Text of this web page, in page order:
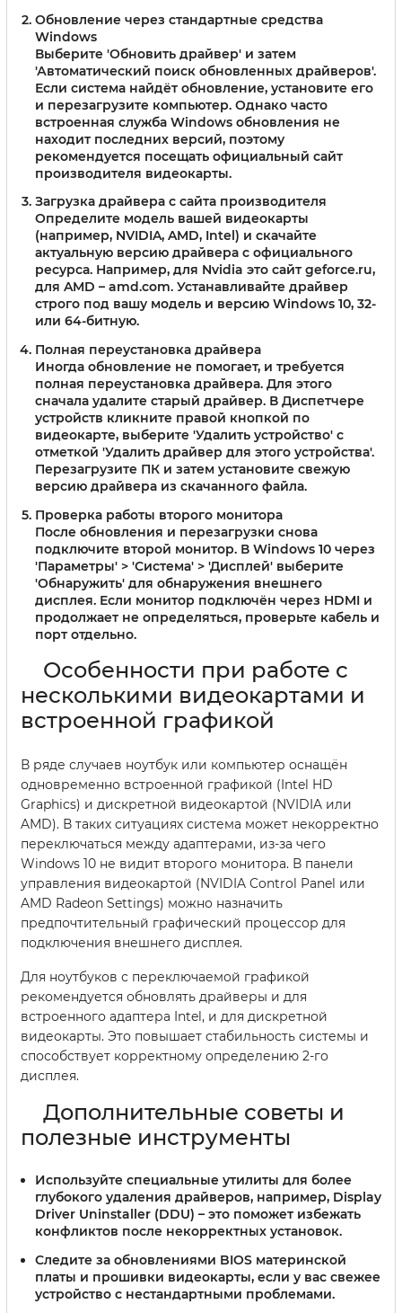
Обновление через стандартные средства
Windows
Выберите 'Обновить драйвер' и затем
'Автоматический поиск обновленных драйверов'.
Если система найдёт обновление, установите его
и перезагрузите компьютер. Однако часто
встроенная служба Windows обновления не
находит последних версий, поэтому
рекомендуется посещать официальный сайт
производителя видеокарты.
Загрузка драйвера с сайта производителя
Определите модель вашей видеокарты
(например, NVIDIA, AMD, Intel) и скачайте
актуальную версию драйвера с официального
ресурса. Например, для Nvidia это сайт geforce.ru,
для AMD – amd.com. Устанавливайте драйвер
строго под вашу модель и версию Windows 10, 32-
или 64-битную.
Полная переустановка драйвера
Иногда обновление не помогает, и требуется
полная переустановка драйвера. Для этого
сначала удалите старый драйвер. В Диспетчере
устройств кликните правой кнопкой по
видеокарте, выберите 'Удалить устройство' с
отметкой 'Удалить драйвер для этого устройства'.
Перезагрузите ПК и затем установите свежую
версию драйвера из скачанного файла.
Проверка работы второго монитора
После обновления и перезагрузки снова
подключите второй монитор. В Windows 10 через
'Параметры' > 'Система' > 'Дисплей' выберите
'Обнаружить' для обнаружения внешнего
дисплея. Если монитор подключён через HDMI и
продолжает не определяться, проверьте кабель и
порт отдельно.
Особенности при работе с
несколькими видеокартами и
встроенной графикой
В ряде случаев ноутбук или компьютер оснащён
одновременно встроенной графикой (Intel HD
Graphics) и дискретной видеокартой (NVIDIA или
AMD). В таких ситуациях система может некорректно
переключаться между адаптерами, из-за чего
Windows 10 не видит второго монитора. В панели
управления видеокартой (NVIDIA Control Panel или
AMD Radeon Settings) можно назначить
предпочтительный графический процессор для
подключения внешнего дисплея.
Для ноутбуков с переключаемой графикой
рекомендуется обновлять драйверы и для
встроенного адаптера Intel, и для дискретной
видеокарты. Это повышает стабильность системы и
способствует корректному определению 2-го
дисплея.
Дополнительные советы и
полезные инструменты
Используйте специальные утилиты для более
глубокого удаления драйверов, например, Display
Driver Uninstaller (DDU) – это поможет избежать
конфликтов после некорректных установок.
Следите за обновлениями BIOS материнской
платы и прошивки видеокарты, если у вас свежее
устройство с нестандартными проблемами.